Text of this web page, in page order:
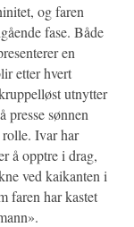
og faren
fase. Både
en
etter hvert
utnytter
presse sønnen
Ivar har
å opptre i drag,
ved kaikanten i
faren har kastet